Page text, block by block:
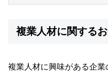
複業人材に関する
複業人材に興味がある企